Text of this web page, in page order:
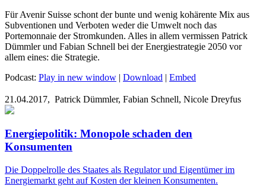
Für Avenir Suisse schont der bunte und wenig kohärente Mix aus
Subventionen und Verboten weder die Umwelt noch das
Portemonnaie der Stromkunden. Alles in allem vermissen Patrick
Dümmler und Fabian Schnell bei der Energiestrategie 2050 vor
allem eines: die Strategie.
Podcast: Play in new window | Download | Embed
21.04.2017, Patrick Dümmler, Fabian Schnell, Nicole Dreyfus
Energiepolitik: Monopole schaden den
Konsumenten
Die Doppelrolle des Staates als Regulator und Eigentümer im
Energiemarkt geht auf Kosten der kleinen Konsumenten.